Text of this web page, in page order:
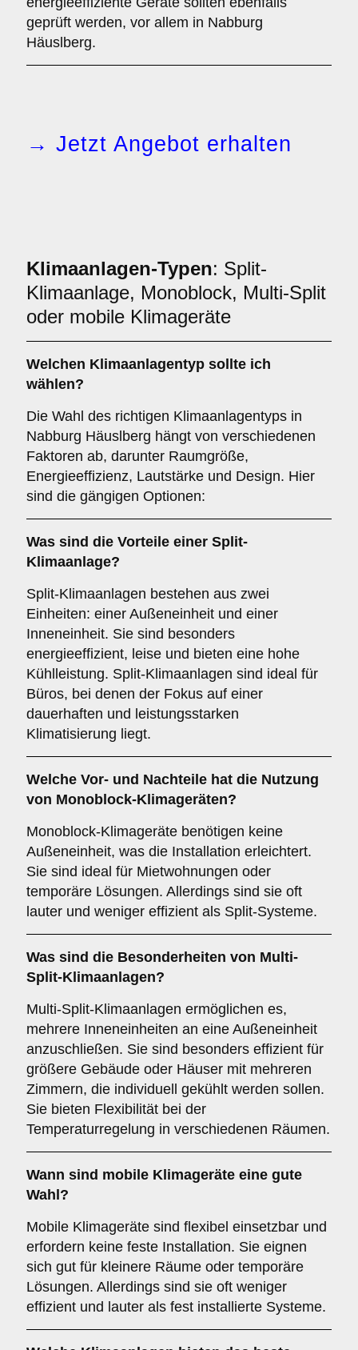
geprüft werden, vor allem in Nabburg
Häuslberg.
→ Jetzt Angebot erhalten
Klimaanlagen-Typen: Split-
Klimaanlage, Monoblock, Multi-Split
oder mobile Klimageräte
Welchen Klimaanlagentyp sollte ich
wählen?
Die Wahl des richtigen Klimaanlagentyps in
Nabburg Häuslberg hängt von verschiedenen
Faktoren ab, darunter Raumgröße,
Energieeffizienz, Lautstärke und Design. Hier
sind die gängigen Optionen:
Was sind die Vorteile einer Split-
Klimaanlage?
Split-Klimaanlagen bestehen aus zwei
Einheiten: einer Außeneinheit und einer
Inneneinheit. Sie sind besonders
energieeffizient, leise und bieten eine hohe
Kühlleistung. Split-Klimaanlagen sind ideal für
Büros, bei denen der Fokus auf einer
dauerhaften und leistungsstarken
Klimatisierung liegt.
Welche Vor- und Nachteile hat die Nutzung
von Monoblock-Klimageräten?
Monoblock-Klimageräte benötigen keine
Außeneinheit, was die Installation erleichtert.
Sie sind ideal für Mietwohnungen oder
temporäre Lösungen. Allerdings sind sie oft
lauter und weniger effizient als Split-Systeme.
Was sind die Besonderheiten von Multi-
Split-Klimaanlagen?
Multi-Split-Klimaanlagen ermöglichen es,
mehrere Inneneinheiten an eine Außeneinheit
anzuschließen. Sie sind besonders effizient für
größere Gebäude oder Häuser mit mehreren
Zimmern, die individuell gekühlt werden sollen.
Sie bieten Flexibilität bei der
Temperaturregelung in verschiedenen Räumen.
Wann sind mobile Klimageräte eine gute
Wahl?
Mobile Klimageräte sind flexibel einsetzbar und
erfordern keine feste Installation. Sie eignen
sich gut für kleinere Räume oder temporäre
Lösungen. Allerdings sind sie oft weniger
effizient und lauter als fest installierte Systeme.